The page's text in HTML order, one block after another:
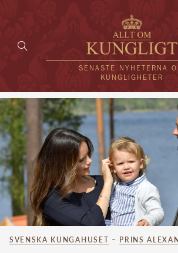
SENASTE NYHETERNA
KUNGLIGHETER
HEM
KUNGAFAMILJEN
UTLÄNDSKT
KÄNDISAR
VÄRLDENS
Svenska kungahuset
SVENSKA KUNGAHUSET – PRINS